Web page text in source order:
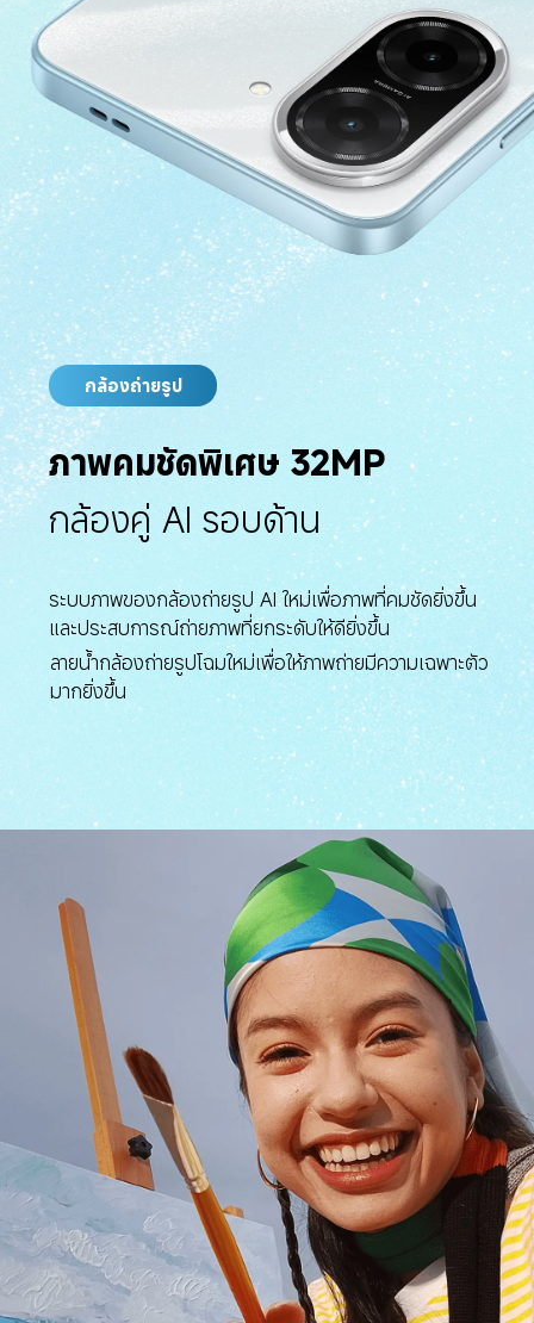
กล้องถ่ายรูป
ภาพคมชัดพิเศษ 32MP
กล้องคู่ AI รอบด้าน
ระบบภาพของกล้องถ่ายรูป AI ใหม่เพื่อภาพที่คมชัดยิ่งขึ้น
และประสบการณ์ถ่ายภาพที่ยกระดับให้ดียิ่งขึ้น
ลายน้ำกล้องถ่ายรูปโฉมใหม่เพื่อให้ภาพถ่ายมีความเฉพาะตัว
มากยิ่งขึ้น